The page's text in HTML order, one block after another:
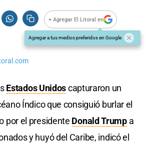
+ Agregar El Litoral en
Agregar a tus medios preferidos en Google
Estados Unidoscapturaron un
Índico que consiguió burlar el
por el presidente Donald Trumpa
y huyó del Caribe, indicó el